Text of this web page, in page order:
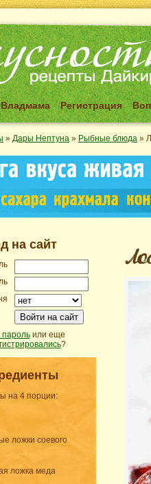
Владмама Регистрация
» Дары Нептуна » Рыбные блюда »
на сайт
Войти на сайт
или еще
?
на 4 порции:
ложки соевого
ложка меда